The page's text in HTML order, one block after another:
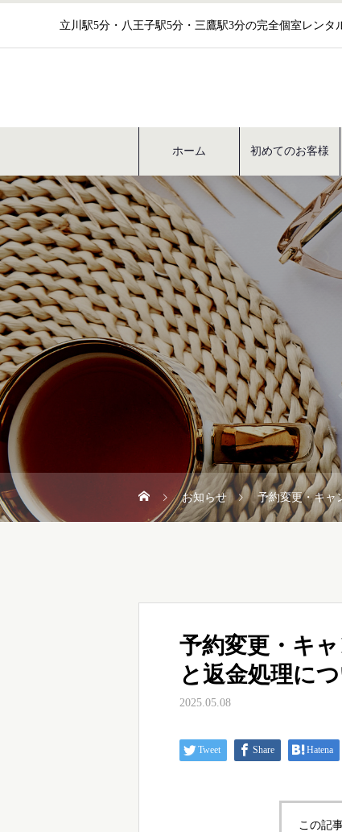
立川駅5分・八王子駅5分・三鷹駅3分の完全個室レン
ホーム 初めてのお客様
お知らせ 予約変更・キャ
予約変更・キ
と返金処理に
2025.05.08
Tweet Share Hatena
この記